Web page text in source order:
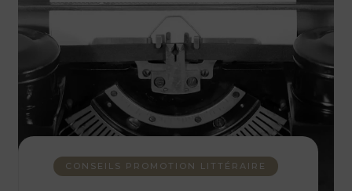
CONSEILS PROMOTION LITTÉRAIRE